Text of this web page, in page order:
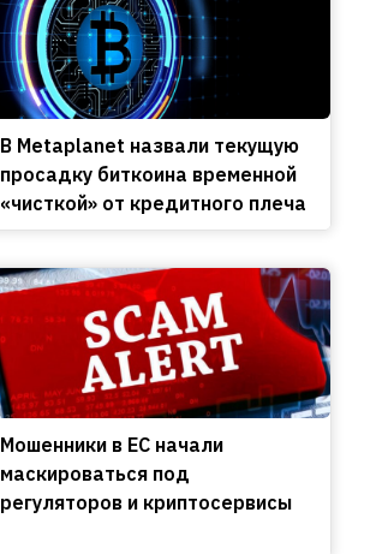
В Metaplanet назвали текущую
просадку биткоина временной
«чисткой» от кредитного плеча
Мошенники в ЕС начали
маскироваться под
регуляторов и криптосервисы